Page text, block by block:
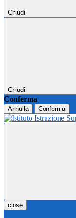
Chiudi
Chiudi
Conferma
Annulla Conferma
close